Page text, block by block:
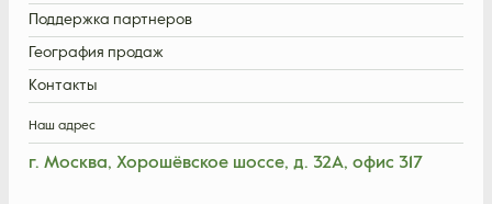
Поддержка партнеров
География продаж
Контакты
Наш адрес
г. Москва, Хорошёвское шоссе, д. 32А, офис 317